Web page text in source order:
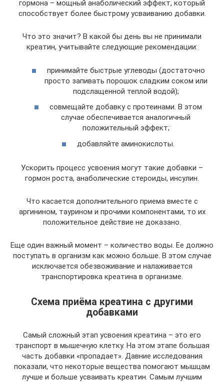
гормона – мощный анаболический эффект, который
способствует более быстрому усваиванию добавки.
Что это значит? В какой бы день вы не принимали
креатин, учитывайте следующие рекомендации:
принимайте быстрые углеводы (достаточно
просто запивать порошок сладким соком или
подслащенной теплой водой);
совмещайте добавку с протеинами. В этом
случае обеспечивается аналогичный
положительный эффект;
добавляйте аминокислоты.
Ускорить процесс усвоения могут такие добавки –
гормон роста, анаболические стероиды, инсулин.
Что касается дополнительного приема вместе с
аргинином, таурином и прочими компонентами, то их
положительное действие не доказано.
Еще один важный момент – количество воды. Ее должно
поступать в организм как можно больше. В этом случае
исключается обезвоживание и налаживается
транспортировка креатина в организме.
Схема приёма креатина с другими
добавками
Самый сложный этап усвоения креатина – это его
транспорт в мышечную клетку. На этом этапе большая
часть добавки «пропадает». Давние исследования
показали, что некоторые вещества помогают мышцам
лучше и больше усваивать креатин. Самым лучшим